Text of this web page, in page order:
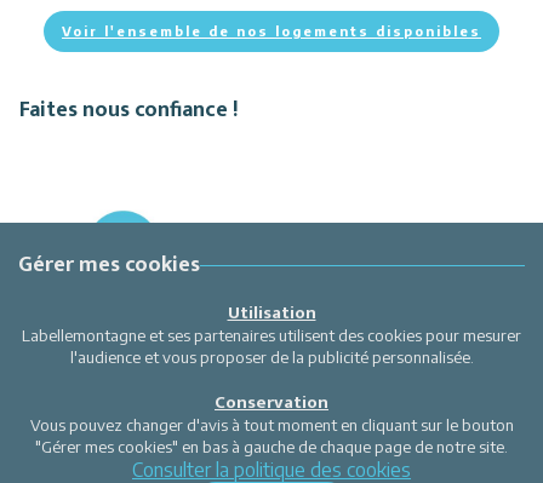
Voir l'ensemble de nos logements disponibles
Faites nous confiance !
Gérer mes cookies
Utilisation
Labellemontagne et ses partenaires utilisent des cookies pour mesurer
l'audience et vous proposer de la publicité personnalisée.
Conservation
Vous pouvez changer d'avis à tout moment en cliquant sur le bouton
"Gérer mes cookies" en bas à gauche de chaque page de notre site.
Consulter la politique des cookies